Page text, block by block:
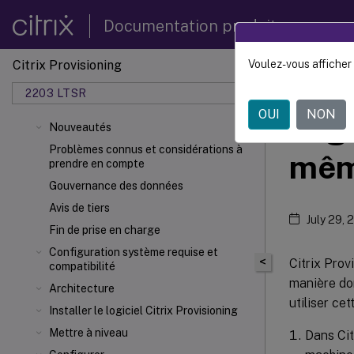
Documentation produit
Citrix Provisioning
2203 LTSR
Nouveautés
Problèmes connus et considérations à
prendre en compte
Gouvernance des données
Avis de tiers
Fin de prise en charge
Configuration système requise et
compatibilité
Architecture
Installer le logiciel Citrix Provisioning
Mettre à niveau
Citrix
<
July 29,
Citrix
manière
utiliser
Dans
Voulez-vous
OUI NON